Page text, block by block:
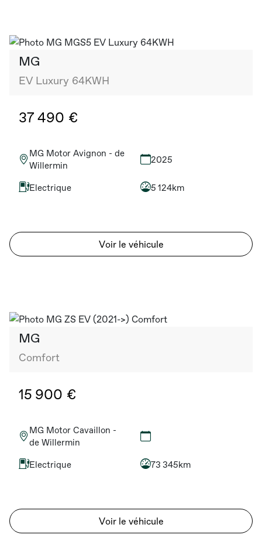
MG
EV Luxury 64KWH
37 490 €
MG Motor Avignon - de
Willermin
2025
Electrique 5 124km
Voir le véhicule
MG
Comfort
15 900 €
MG Motor Cavaillon -
de Willermin
Electrique
73 345km
Voir le véhicule